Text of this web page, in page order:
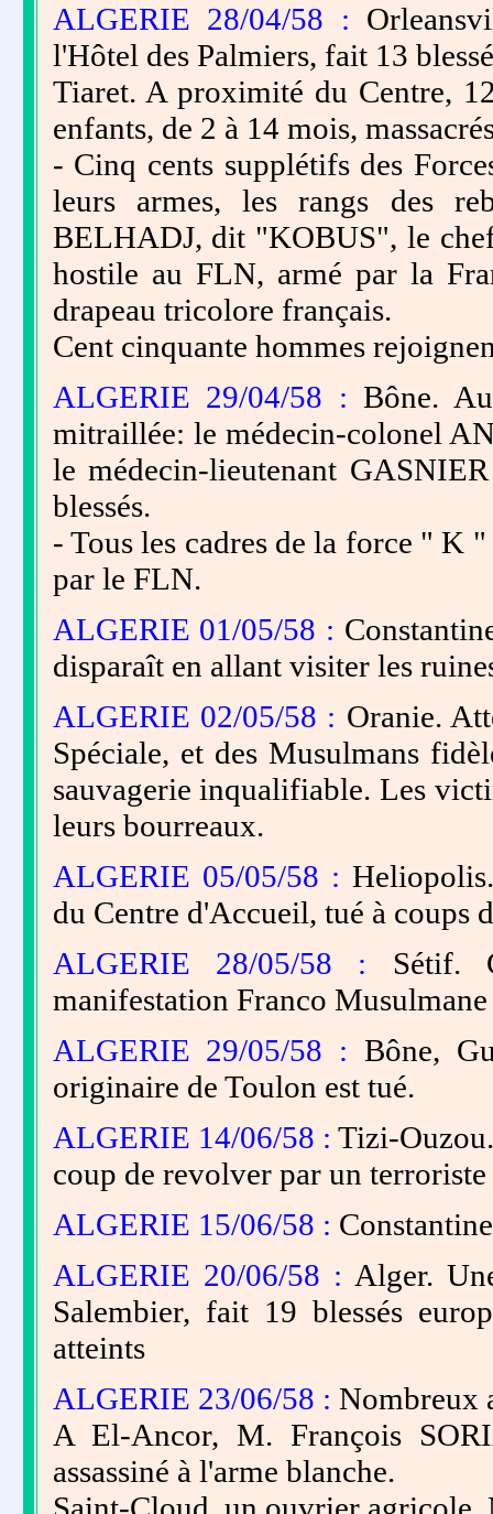
ALGERIE 28/04/58 :
l'Hôtel des Palmiers, fait 13
Tiaret. A proximité du Centre,
enfants, de 2 à 14 mois,
- Cinq cents supplétifs des
leurs armes, les rangs des
BELHADJ, dit "KOBUS", le
hostile au FLN, armé par la
drapeau tricolore français.
Cent cinquante hommes
ALGERIE 29/04/58 : Bône.
mitraillée: le médecin-colonel
le médecin-lieutenant
blessés.
- Tous les cadres de la force " K
par le FLN.
ALGERIE 01/05/58 :
disparaît en allant visiter les
ALGERIE 02/05/58 : Oranie.
Spéciale, et des Musulmans
sauvagerie inqualifiable. Les
leurs bourreaux.
ALGERIE 05/05/58 :
du Centre d'Accueil, tué à coups
ALGERIE 28/05/58 : Sétif.
manifestation Franco
ALGERIE 29/05/58 : Bône,
originaire de Toulon est tué.
ALGERIE 14/06/58 : Tizi-
coup de revolver par un terroriste
ALGERIE 15/06/58 :
ALGERIE 20/06/58 : Alger.
Salembier, fait 19 blessés
atteints
ALGERIE 23/06/58 : Nombreux
A El-Ancor, M. François
assassiné à l'arme blanche.